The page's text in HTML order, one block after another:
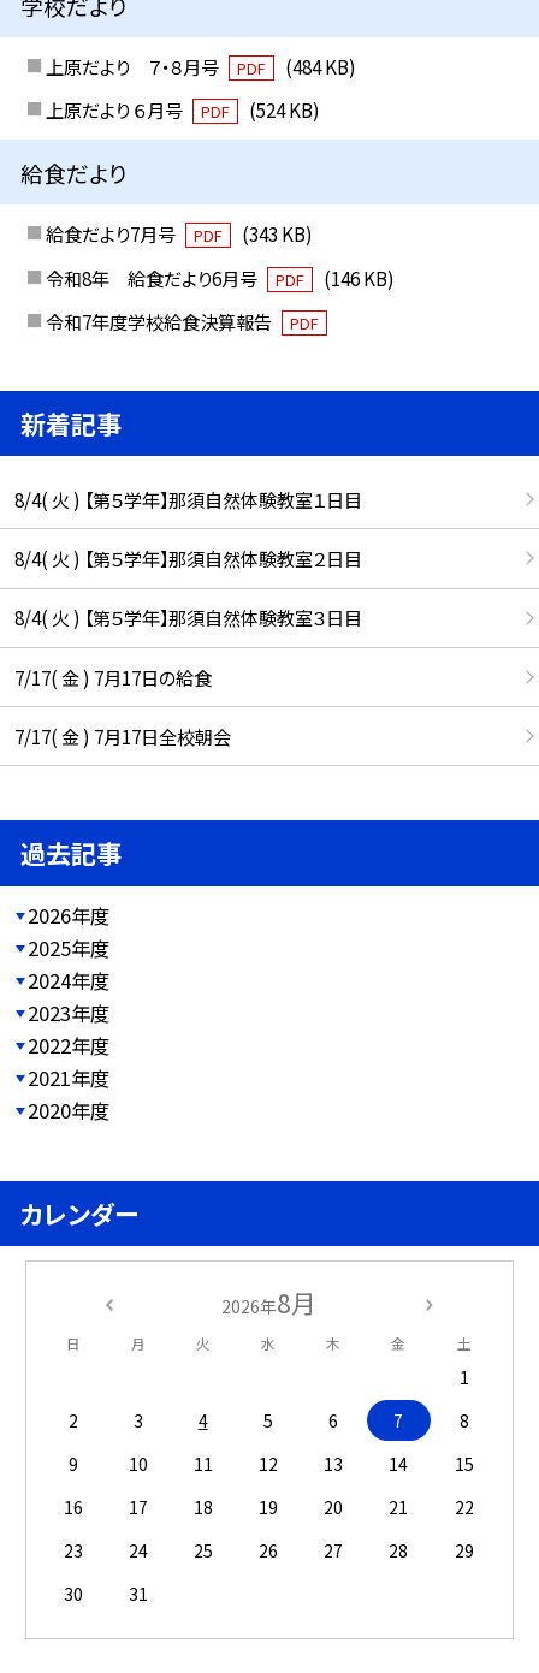
上原だより ７・８月号 PDF
(484 KB)
上原だより ６月号
PDF (524 KB)
給食だより
給食だより7月号 PDF
(343 KB)
令和8年 給食だより6月号
PDF
(146 KB)
令和7年度学校給食決算報告
PDF
新着記事
8/4( 火 ) 【第５学年】那須自然体験教室１日目
8/4( 火 ) 【第５学年】那須自然体験教室２日目
8/4( 火 ) 【第５学年】那須自然体験教室３日目
7/17( 金 ) 7月17日の給食
7/17( 金 ) 7月17日全校朝会
過去記事
2026年度
2025年度
2024年度
2023年度
2022年度
2021年度
2020年度
カレンダー
2026年8月
日 月 火 水 木 金 土
1
2
3 4 5 6 7
8
9
10 11 12 13 14
15
16
17 18 19 20 21
22
23
24 25 26 27 28
29
30
31